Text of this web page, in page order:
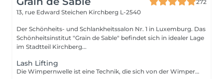
272
13, rue Edward Steichen Kirchberg L-2540
Der Schönheits- und Schlankheitssalon Nr. 1 in Luxemburg. Das
Schönheitsinstitut "Grain de Sable" befindet sich in idealer Lage
im Stadtteil Kirchberg...
Lash Lifting
Die Wimpernwelle ist eine Technik, die sich von der Wimperndauerwelle dadurch unterscheidet, dass anstelle der traditionellen Rollen eine Silikonform auf das Augenlid aufgetragen wird: Ihre Wimpern werden von der Wurzel an nach oben geliftet, so dass das Ergebnis für 6 bis 12 Wochen sichtbar ist, je nach Beschaffenheit Ihrer Wimpern.